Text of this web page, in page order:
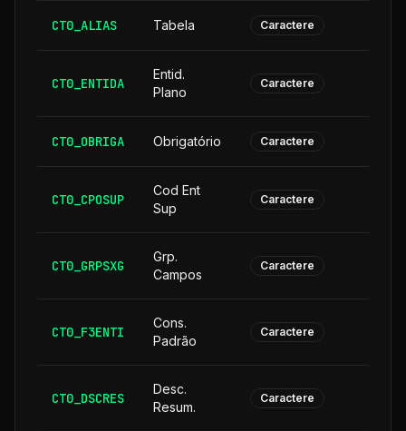
CT0_ALIAS Tabela Caractere
CT0_ENTIDA
Entid.
Plano
Caractere
CT0_OBRIGA Obrigatório Caractere
CT0_CPOSUP
Cod Ent
Sup
Caractere
CT0_GRPSXG
Grp.
Campos
Caractere
CT0_F3ENTI
Cons.
Padrão
Caractere
CT0_DSCRES
Desc.
Resum.
Caractere